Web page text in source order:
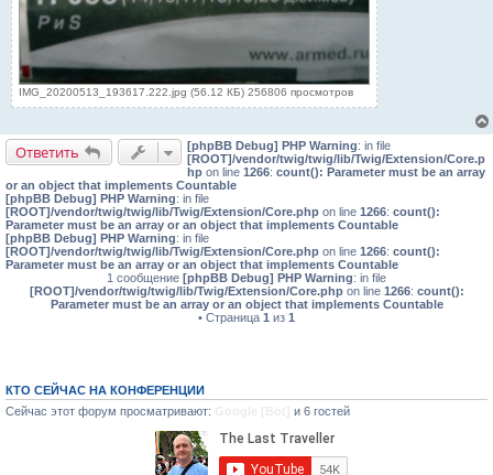
IMG_20200513_193617.222.jpg (56.12 КБ) 256806 просмотров
Ответить [phpBB Debug] PHP Warning: in file
[ROOT]/vendor/twig/twig/lib/Twig/Extension/Core.p
hp on line 1266: count(): Parameter must be an array
or an object that implements Countable
[phpBB Debug] PHP Warning: in file
[ROOT]/vendor/twig/twig/lib/Twig/Extension/Core.php on line 1266: count():
Parameter must be an array or an object that implements Countable
[phpBB Debug] PHP Warning: in file
[ROOT]/vendor/twig/twig/lib/Twig/Extension/Core.php on line 1266: count():
Parameter must be an array or an object that implements Countable
1 сообщение [phpBB Debug] PHP Warning: in file
[ROOT]/vendor/twig/twig/lib/Twig/Extension/Core.phpon line 1266: count():
Parameter must be an array or an object that implements Countable
• Страница 1 из 1
КТО СЕЙЧАС НА КОНФЕРЕНЦИИ
Сейчас этот форум просматривают:
и 6 гостей